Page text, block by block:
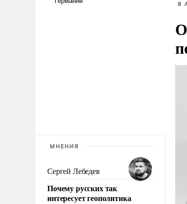
МНЕНИЯ
Сергей Лебедев
Почему русских так
интересует геополитика
8